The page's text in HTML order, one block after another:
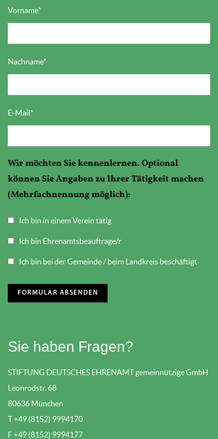
Vorname*
Nachname*
E-Mail *
Wir möchten Sie kennenlernen. Optional
können Sie Angaben zu Ihrer Tätigkeit machen
(Mehrfachnennung möglich):
Ich bin in einem Verein tätig
Ich bin Ehrenamtsbeauftrage/r
Ich bin bei der Gemeinde / beim Landkreis beschäftigt
Sie haben Fragen?
STIFTUNG DEUTSCHES EHRENAMT gemeinnützige GmbH
Leonrodstr. 68
80636 München
T +49 (8152) 9994170
F +49 (8152) 9994177